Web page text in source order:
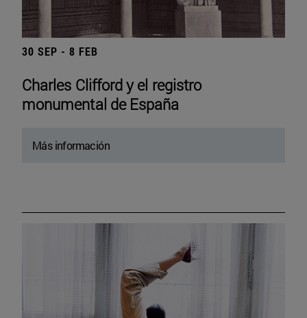
30 SEP - 8 FEB
Charles Clifford y el registro
monumental de España
Más información